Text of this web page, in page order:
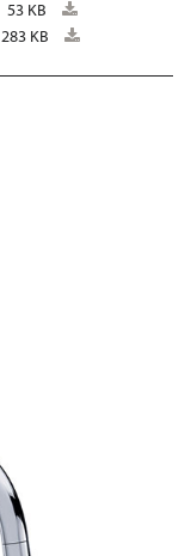
53 KB
283 KB